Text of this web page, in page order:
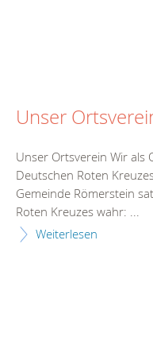
Unser
Unser Ortsverein Wir als
Deutschen Roten
Gemeinde Römerstein
Roten Kreuzes wahr: ...
Weiterlesen